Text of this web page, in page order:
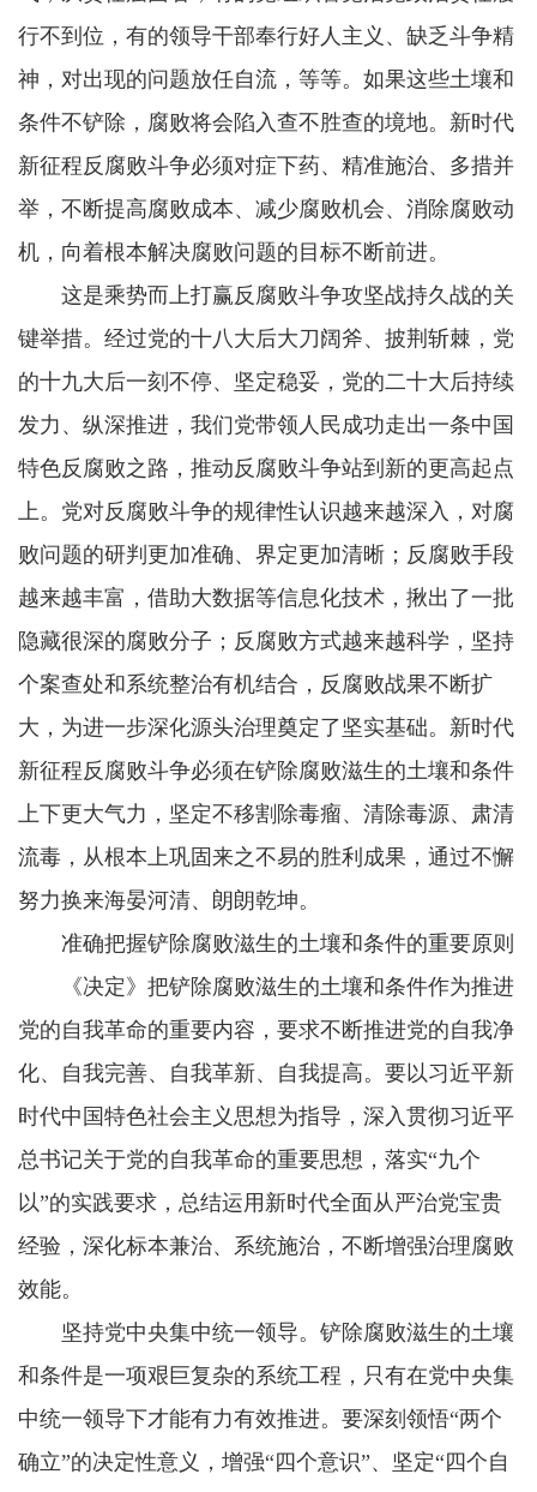
行不到位，有的领导干部奉行好人主义、缺乏斗争精
神，对出现的问题放任自流，等等。如果这些土壤和
条件不铲除，腐败将会陷入查不胜查的境地。新时代
新征程反腐败斗争必须对症下药、精准施治、多措并
举，不断提高腐败成本、减少腐败机会、消除腐败动
机，向着根本解决腐败问题的目标不断前进。
这是乘势而上打赢反腐败斗争攻坚战持久战的关
键举措。经过党的十八大后大刀阔斧、披荆斩棘，党
的十九大后一刻不停、坚定稳妥，党的二十大后持续
发力、纵深推进，我们党带领人民成功走出一条中国
特色反腐败之路，推动反腐败斗争站到新的更高起点
上。党对反腐败斗争的规律性认识越来越深入，对腐
败问题的研判更加准确、界定更加清晰；反腐败手段
越来越丰富，借助大数据等信息化技术，揪出了一批
隐藏很深的腐败分子；反腐败方式越来越科学，坚持
个案查处和系统整治有机结合，反腐败战果不断扩
大，为进一步深化源头治理奠定了坚实基础。新时代
新征程反腐败斗争必须在铲除腐败滋生的土壤和条件
上下更大气力，坚定不移割除毒瘤、清除毒源、肃清
流毒，从根本上巩固来之不易的胜利成果，通过不懈
努力换来海晏河清、朗朗乾坤。
准确把握铲除腐败滋生的土壤和条件的重要原则
《决定》把铲除腐败滋生的土壤和条件作为推进
党的自我革命的重要内容，要求不断推进党的自我净
化、自我完善、自我革新、自我提高。要以习近平新
时代中国特色社会主义思想为指导，深入贯彻习近平
总书记关于党的自我革命的重要思想，落实“九个
以”的实践要求，总结运用新时代全面从严治党宝贵
经验，深化标本兼治、系统施治，不断增强治理腐败
效能。
坚持党中央集中统一领导。铲除腐败滋生的土壤
和条件是一项艰巨复杂的系统工程，只有在党中央集
中统一领导下才能有力有效推进。要深刻领悟“两个
确立”的决定性意义，增强“四个意识”、坚定“四个自